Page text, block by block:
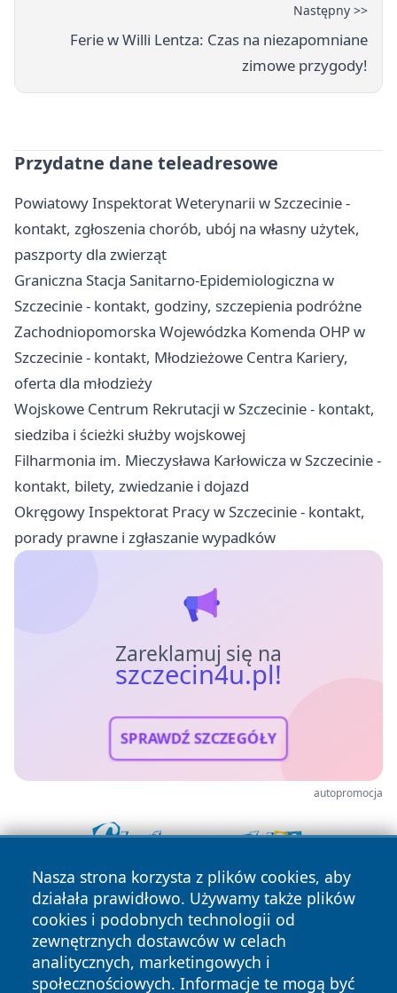
Następny >>
Ferie w Willi Lentza: Czas na niezapomniane
zimowe przygody!
Przydatne dane teleadresowe
Powiatowy Inspektorat Weterynarii w Szczecinie -
kontakt, zgłoszenia chorób, ubój na własny użytek,
paszporty dla zwierząt
Graniczna Stacja Sanitarno-Epidemiologiczna w
Szczecinie - kontakt, godziny, szczepienia podróżne
Zachodniopomorska Wojewódzka Komenda OHP w
Szczecinie - kontakt, Młodzieżowe Centra Kariery,
oferta dla młodzieży
Wojskowe Centrum Rekrutacji w Szczecinie - kontakt,
siedziba i ścieżki służby wojskowej
Filharmonia im. Mieczysława Karłowicza w Szczecinie -
kontakt, bilety, zwiedzanie i dojazd
Okręgowy Inspektorat Pracy w Szczecinie - kontakt,
porady prawne i zgłaszanie wypadków
Zareklamuj się na
szczecin4u.pl!
SPRAWDŹ SZCZEGÓŁY
autopromocja
Nasza strona korzysta z plików cookies, aby
działała prawidłowo. Używamy także plików
cookies i podobnych technologii od
zewnętrznych dostawców w celach
analitycznych, marketingowych i
społecznościowych. Informacje te mogą być